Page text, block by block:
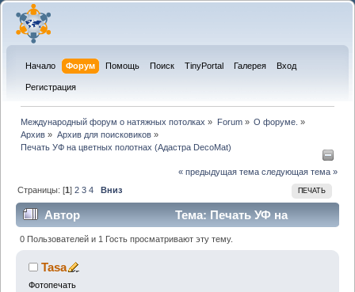
Начало Форум Помощь Поиск TinyPortal Галерея Вход
Регистрация
Международный форум о натяжных потолках » Forum» О форуме. »
Архив » Архив для поисковиков»
Печать УФ на цветных полотнах (Адастра DecoMat)
« предыдущая тема следующая тема »
ПЕЧАТЬ
Страницы: [1]2 3 4 Вниз
Автор
Тема: Печать УФ на
цветных полотнах (Адастра DecoMat) (Прочитано
20778 раз)
0 Пользователей и 1 Гость просматривают эту тему.
Tasa
Фотопечать